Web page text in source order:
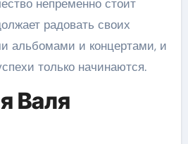
непременно стоит
радовать своих
альбомами и концертами, и
только начинаются.
Валя